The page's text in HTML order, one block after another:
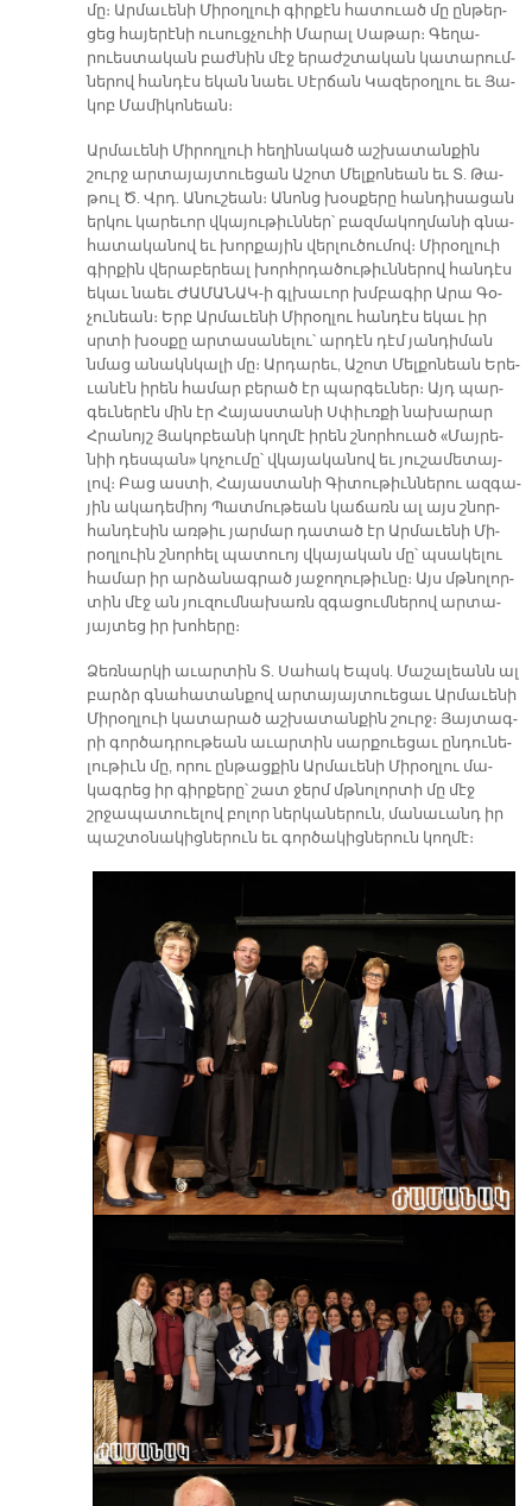
մը։ Ար­մա­ւե­նի Մի­րօղ­լուի գիր­քէն հա­տուած մը ըն­թեր­
ցեց հա­յե­րէ­նի ու­սուց­չու­հի Մա­րալ Սա­թար։ Գե­ղա­
րուես­տա­կան բաժ­նին մէջ ե­րաժշ­տա­կան կա­տա­րում­
նե­րով հան­դէս ե­կան նաեւ Սէր­ճան Կա­զե­րօղ­լու եւ Յա­
կոբ Մա­մի­կո­նեան։
Ար­մա­ւե­նի Մի­րող­լուի հե­ղի­նա­կած աշ­խա­տան­քին
շուրջ ար­տա­յայ­տուե­ցան Ա­շոտ Մել­քո­նեան եւ Տ. Թա­
թուլ Ծ. Վրդ. Ա­նու­շեան։ Ա­նոնց խօս­քե­րը հան­դի­սա­ցան
եր­կու կա­րե­ւոր վկա­յու­թիւն­ներ՝ բազ­մա­կող­մա­նի գնա­
հա­տա­կա­նով եւ խոր­քա­յին վեր­լու­ծու­մով։ Մի­րօղ­լուի
գիր­քին վե­րա­բե­րեալ խորհր­դա­ծու­թիւն­նե­րով հան­դէս
ե­կաւ նաեւ ԺԱ­ՄԱ­ՆԱԿ-ի գլխա­ւոր խմբա­գիր Ա­րա Գօ­
չու­նեան։ Երբ Ար­մա­ւե­նի Մի­րօղ­լու հան­դէս ե­կաւ իր
սրտի խօս­քը ար­տա­սա­նե­լու՝ ար­դէն դէմ յան­դի­ման
նմաց ա­նակն­կա­լի մը։ Ար­դա­րեւ, Ա­շոտ Մել­քո­նեան Ե­րե­
ւա­նէն ի­րեն հա­մար բե­րած էր պար­գեւ­ներ։ Այդ պար­
գեւ­նե­րէն մին էր Հա­յաս­տա­նի Սփիւռ­քի նա­խա­րար
Հրա­նոյշ Յա­կո­բեա­նի կող­մէ ի­րեն շնոր­հուած «Մայ­րե­
նիի դես­պան» կո­չու­մը՝ վկա­յա­կա­նով եւ յու­շա­մե­տայ­
լով։ Բաց աս­տի, Հա­յաս­տա­նի Գի­տու­թիւն­նե­րու ազ­գա­
յին ա­կա­դե­միոյ Պատ­մու­թեան կա­ճառն ալ այս շնոր­
հան­դէ­սին առ­թիւ յար­մար դա­տած էր Ար­մա­ւե­նի Մի­
րօղ­լուին շնոր­հել պա­տուոյ վկա­յա­կան մը՝ պսա­կե­լու
հա­մար իր ար­ձա­նագ­րած յա­ջո­ղու­թիւ­նը։ Այս մթնո­լոր­
տին մէջ ան յու­զում­նա­խառն զգա­ցում­նե­րով ար­տա­
յայ­տեց իր խո­հե­րը։
Ձեռ­նար­կի ա­ւար­տին Տ. Սա­հակ Եպսկ. Մա­շա­լեանն ալ
բարձր գնա­հա­տան­քով ար­տա­յայ­տուե­ցաւ Ար­մա­ւե­նի
Մի­րօղ­լուի կա­տա­րած աշ­խա­տան­քին շուրջ։ Յայ­տագ­
րի գոր­ծադ­րու­թեան ա­ւար­տին սար­քուե­ցաւ ըն­դու­նե­
լու­թիւն մը, ո­րու ըն­թաց­քին Ար­մա­ւե­նի Մի­րօղ­լու մա­
կագ­րեց իր գիր­քե­րը՝ շատ ջերմ մթնո­լոր­տի մը մէջ
շրջա­պա­տուե­լով բո­լոր ներ­կա­նե­րուն, մա­նա­ւանդ իր
պաշ­տօ­նա­կից­նե­րուն եւ գոր­ծա­կից­նե­րուն կող­մէ։